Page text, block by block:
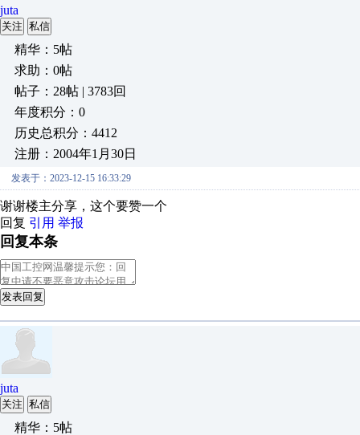
juta
关注 私信
精华：5帖
求助：0帖
帖子：28帖 | 3783回
年度积分：0
历史总积分：4412
注册：2004年1月30日
发表于：2023-12-15 16:33:29
谢谢楼主分享，这个要赞一个
回复 引用 举报
回复本条
发表回复
juta
关注 私信
精华：5帖